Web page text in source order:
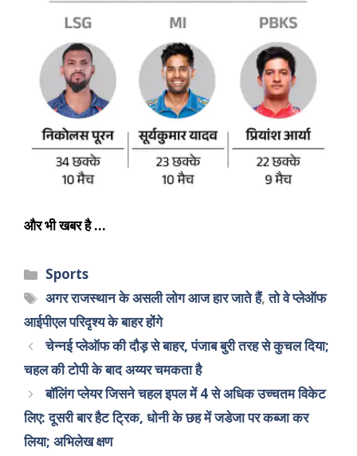
और भी खबर है …
Sports
अगर राजस्थान के असली लोग आज हार जाते हैं,तो वे प्लेऑफ
आईपीएल परिदृश्य के बाहर होंगे
चेन्नई प्लेऑफ की दौड़ से बाहर, पंजाब बुरी तरह से कुचल दिया;
चहल की टोपी के बाद अय्यर चमकता है
बॉलिंग प्लेयर जिसने चहल इपल में 4 से अधिक उच्चतम विकेट
लिए: दूसरी बार हैट ट्रिक, धोनी के छह में जडेजा पर कब्जा कर
लिया; अभिलेख क्षण